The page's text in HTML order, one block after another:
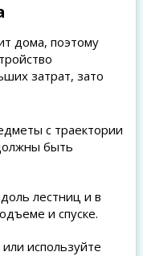
дома, поэтому
затрат, зато
с траектории
быть
лестниц и в
и спуске.
используйте